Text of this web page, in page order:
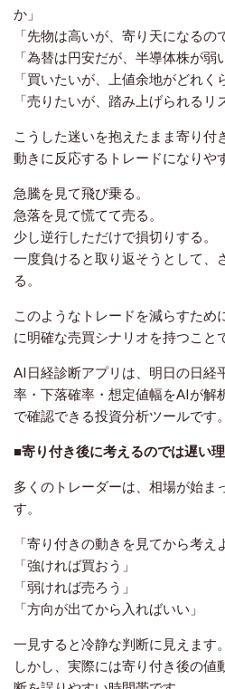
か」
「先物は高いが、寄り天になるの
「為替は円安だが、半導体株が弱
「買いたいが、上値余地がどれく
「売りたいが、踏み上げられるリ
こうした迷いを抱えたまま寄り付
動きに反応するトレードになりや
急騰を見て飛び乗る。
急落を見て慌てて売る。
少し逆行しただけで損切りする。
一度負けると取り返そうとして、
る。
このようなトレードを減らすため
に明確な売買シナリオを持つこと
AI日経診断アプリは、明日の日経
率・下落確率・想定値幅をAIが解
で確認できる投資分析ツールです。
■寄り付き後に考えるのでは遅い
多くのトレーダーは、相場が始ま
す。
「寄り付きの動きを見てから考え
「強ければ買おう」
「弱ければ売ろう」
「方向が出てから入ればいい」
一見すると冷静な判断に見えます。
しかし、実際には寄り付き後の値